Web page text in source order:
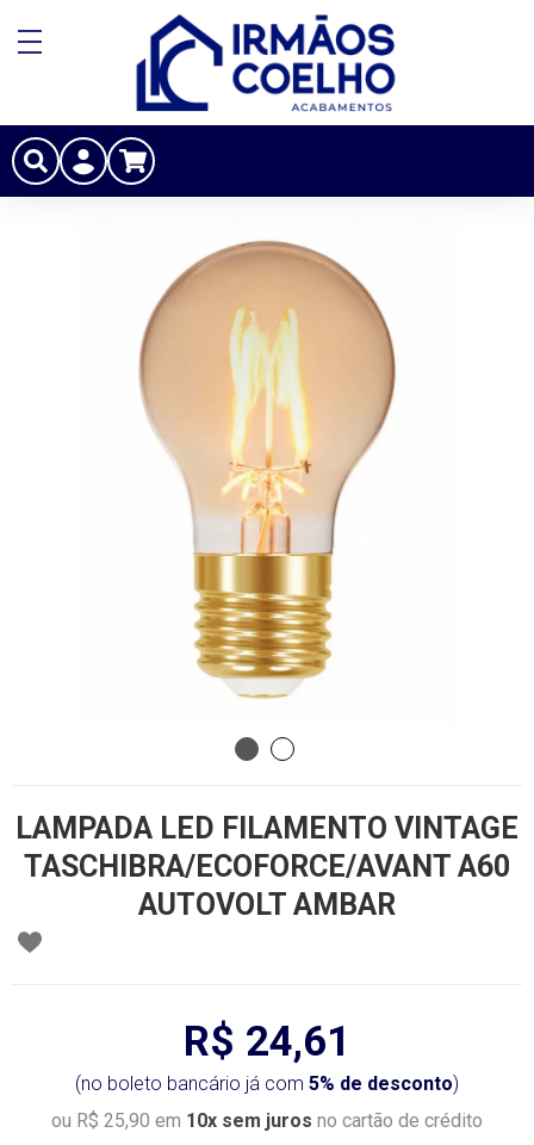
LAMPADA LED FILAMENTO VINTAGE
TASCHIBRA/ECOFORCE/AVANT A60
AUTOVOLT AMBAR
R$ 24,61
(no boleto bancário já com 5% de desconto)
ou R$ 25,90 em 10x sem juros no cartão de crédito